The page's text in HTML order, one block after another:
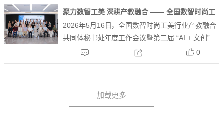
创意集市及全平台珠宝直播节等活动，打造传统工
艺新质生产...
聚力数智工美 深耕产教融合 —— 全国数智时尚工
美行业产教融合共同体会议暨第二届 “AI + 文创”
赋能产教融合高质量发展论坛圆满举办
2026年5月16日，全国数智时尚工美行业产教融合
共同体秘书处年度工作会议暨第二届 “AI + 文创”
赋能产教融合高质量发展专题论坛在深圳中冠商务
大厦大湾区珠宝产教融合实践中心成功举行。本次
0